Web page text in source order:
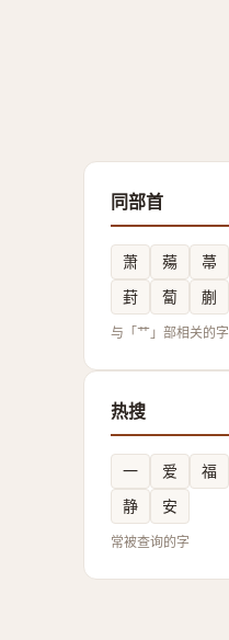
同部首
萧 薚 菷
葑
蔔 蒯
与「艹」部相关的字
热搜
一 爱 福
静
安
常被查询的字